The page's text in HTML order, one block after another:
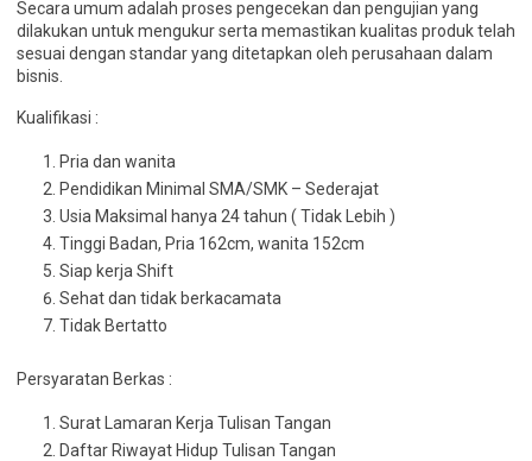
Secara umum adalah proses pengecekan dan pengujian yang
dilakukan untuk mengukur serta memastikan kualitas produk telah
sesuai dengan standar yang ditetapkan oleh perusahaan dalam
bisnis.
Kualifikasi :
Pria dan wanita
Pendidikan Minimal SMA/SMK – Sederajat
Usia Maksimal hanya 24 tahun ( Tidak Lebih )
Tinggi Badan, Pria 162cm, wanita 152cm
Siap kerja Shift
Sehat dan tidak berkacamata
Tidak Bertatto
Persyaratan Berkas :
Surat Lamaran Kerja Tulisan Tangan
Daftar Riwayat Hidup Tulisan Tangan